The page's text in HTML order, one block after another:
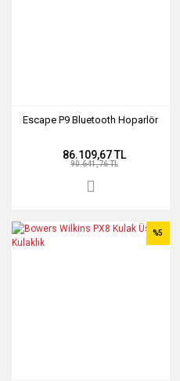
Escape P9 Bluetooth Hoparlör
86.109,67 TL
90.641,76 TL
%5